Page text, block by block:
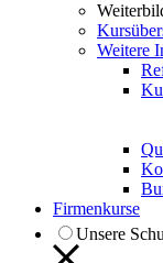
Weitere
Firmenkurse
Unsere